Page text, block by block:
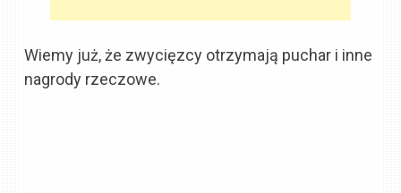
Wiemy już, że zwycięzcy otrzymają puchar i inne
nagrody rzeczowe.